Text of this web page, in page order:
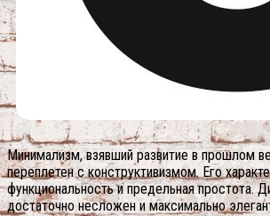
Минимализм, взявший развитие в прошлом
переплетен с конструктивизмом. Его
функциональность и предельная простота.
достаточно несложен и максимально